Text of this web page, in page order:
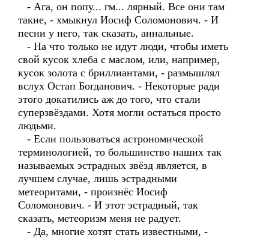
- Ага, он попу... гм... лярный. Все они там
такие, - хмыкнул Иосиф Соломонович. - И
песни у него, так сказать, аннальные.
- На что только не идут люди, чтобы иметь
свой кусок хлеба с маслом, или, например,
кусок золота с бриллиантами, - размышлял
вслух Остап Богданович. - Некоторые ради
этого докатились аж до того, что стали
суперзвёздами. Хотя могли остаться просто
людьми.
- Если пользоваться астрономической
терминологией, то большинство наших так
называемых эстрадных звёзд является, в
лучшем случае, лишь эстрадными
метеоритами, - произнёс Иосиф
Соломонович. - И этот эстрадный, так
сказать, метеоризм меня не радует.
- Да, многие хотят стать известными, -